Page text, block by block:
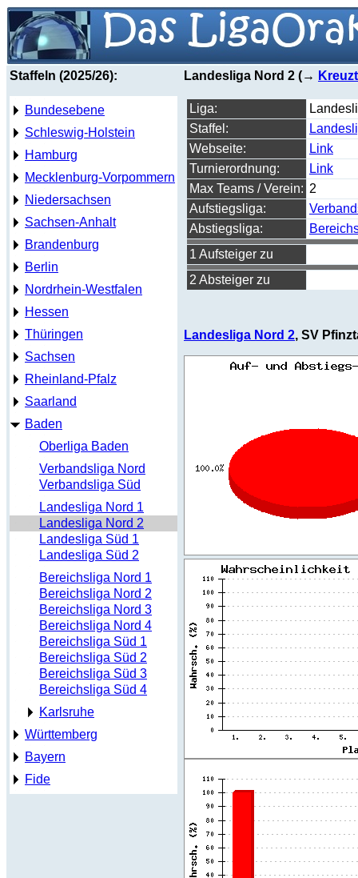
Staffeln (2025/26):
Bundesebene
Schleswig-Holstein
Hamburg
Mecklenburg-Vorpommern
Niedersachsen
Sachsen-Anhalt
Brandenburg
Berlin
Nordrhein-Westfalen
Hessen
Thüringen
Sachsen
Rheinland-Pfalz
Saarland
Baden
Oberliga Baden
Verbandsliga Nord
Verbandsliga Süd
Landesliga Nord 1
Landesliga Nord 2
Landesliga Süd 1
Landesliga Süd 2
Bereichsliga Nord 1
Bereichsliga Nord 2
Bereichsliga Nord 3
Bereichsliga Nord 4
Bereichsliga Süd 1
Bereichsliga Süd 2
Bereichsliga Süd 3
Bereichsliga Süd 4
Karlsruhe
Württemberg
Bayern
Fide
Landesliga Nord 2 (→
Liga:
Staffel:
Webseite:
Link
Turnierordnung:
Link
Max Teams / Verein: 2
Aufstiegsliga:
Abstiegsliga:
1 Aufsteiger zu
2 Absteiger zu
Landesliga Nord 2, SV